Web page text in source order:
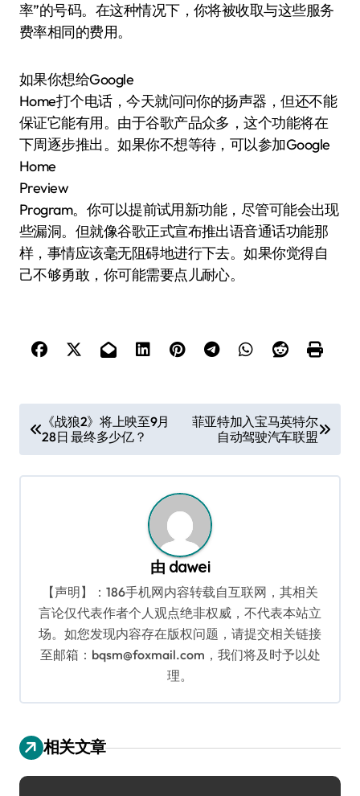
率”的号码。在这种情况下，你将被收取与这些服务
费率相同的费用。
如果你想给Google
Home打个电话，今天就问问你的扬声器，但还不能
保证它能有用。由于谷歌产品众多，这个功能将在
下周逐步推出。如果你不想等待，可以参加Google
Home
Preview
Program。你可以提前试用新功能，尽管可能会出现
些漏洞。但就像谷歌正式宣布推出语音通话功能那
样，事情应该毫无阻碍地进行下去。如果你觉得自
己不够勇敢，你可能需要点儿耐心。
章
导
《战狼2》将上映至9月
28日 最终多少亿？
菲亚特加入宝马英特尔
自动驾驶汽车联盟
由 dawei
【声明】：186手机网内容转载自互联网，其相关
言论仅代表作者个人观点绝非权威，不代表本站立
场。如您发现内容存在版权问题，请提交相关链接
至邮箱：bqsm@foxmail.com，我们将及时予以处
理。
相关文章